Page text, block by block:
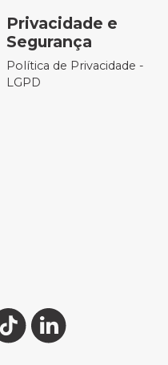
Privacidade e
Segurança
Política de Privacidade -
LGPD